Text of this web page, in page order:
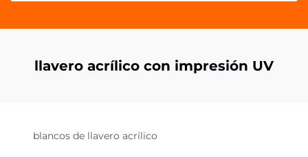
llavero acrílico con impresión UV
blancos de llavero acrílico